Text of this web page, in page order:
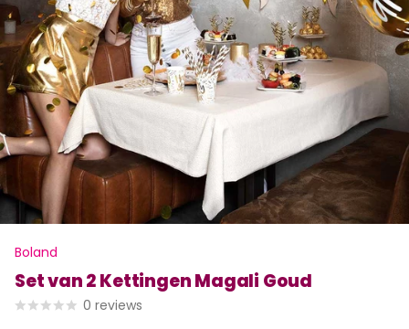
Boland
Set van 2 Kettingen Magali Goud
0 reviews